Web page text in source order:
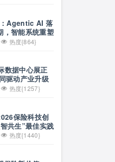
Agentic AI 落
，智能系统重塑
热度{864}
数据中心展正
驱动产业升级
台热度{1257}
保险科技创
共生”最佳实践
热度{1440}